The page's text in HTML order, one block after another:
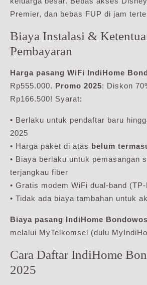
Premier, dan bebas FUP di jam
Biaya Instalasi &
Pembayaran
Harga pasang WiFi IndiHome
Rp555.000. Promo 2025: Diskon
Rp166.500! Syarat:
• Berlaku untuk pendaftar baru
2025
• Harga paket di atas belum
• Biaya berlaku untuk pemasangan
terjangkau fiber
• Gratis modem WiFi dual-band
• Tidak ada biaya tambahan untuk
Biaya pasang IndiHome
melalui MyTelkomsel (dulu
Cara Daftar IndiHome
2025